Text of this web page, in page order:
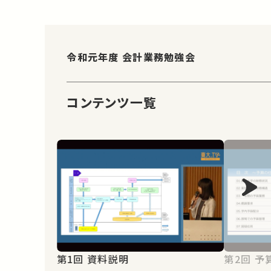
令和元年度 会計業務勉強会
コンテンツ一覧
第1回 資料説明 第2回